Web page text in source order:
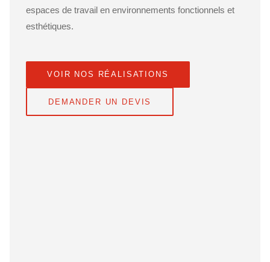
espaces de travail en environnements fonctionnels et
esthétiques.
VOIR NOS RÉALISATIONS
DEMANDER UN DEVIS